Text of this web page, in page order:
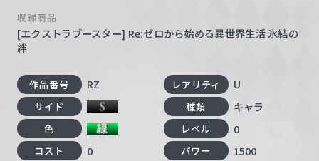
収録商品
[エクストラブースター] Re:ゼロから始める異世界生活 氷結の
絆
作品番号 RZ レアリティ U
サイド 種類 キャラ
色 レベル 0
コスト 0 パワー 1500